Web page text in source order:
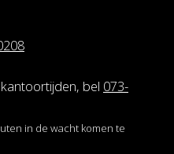
bel 073-
in de wacht komen te